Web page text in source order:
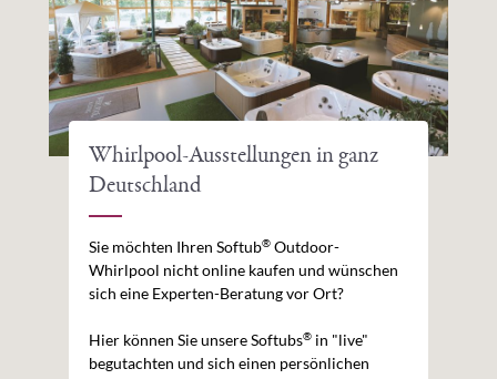
Whirlpool-Ausstellungen in ganz
Deutschland
Sie möchten Ihren Softub® Outdoor-
Whirlpool nicht online kaufen und wünschen
sich eine Experten-Beratung vor Ort?
Hier können Sie unsere Softubs® in "live"
begutachten und sich einen persönlichen